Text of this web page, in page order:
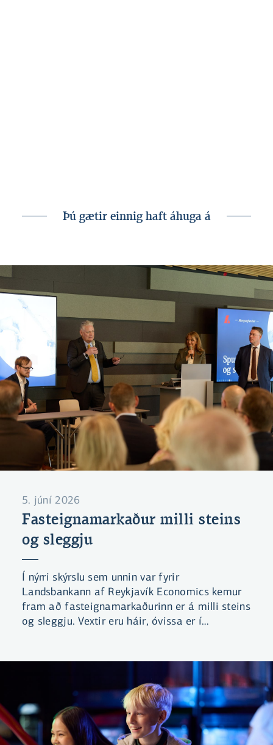
Þú gætir einnig haft áhuga á
5. júní 2026
Fasteignamarkaður milli steins
og sleggju
Í nýrri skýrslu sem unnin var fyrir
Landsbankann af Reykjavík Economics kemur
fram að fasteignamarkaðurinn er á milli steins
og sleggju. Vextir eru háir, óvissa er í